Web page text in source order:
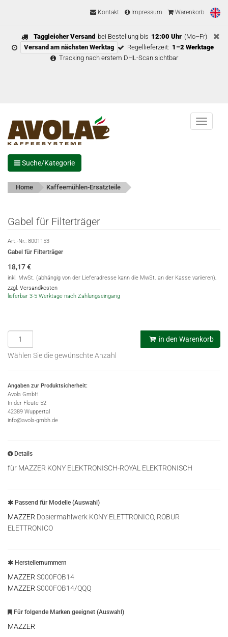
Kontakt Impressum Warenkorb
Taggleicher Versand bei Bestellung bis 12:00 Uhr (Mo–Fr)
Versand am nächsten Werktag
Regellieferzeit: 1–2 Werktage
Tracking nach erstem DHL-Scan sichtbar
Menu
Suche/Kategorie
Home Kaffeemühlen-Ersatzteile
Gabel für Filterträger
Art.-Nr.: 8001153
Gabel für Filterträger
18,17€
inkl. MwSt. (abhängig von der Lieferadresse kann die MwSt. an der Kasse variieren),
zzgl. Versandkosten
lieferbar 3-5 Werktage nach Zahlungseingang
in den Warenkorb
Wählen Sie die gewünschte Anzahl
Angaben zur Produktsicherheit:
Avola GmbH
In der Fleute 52
42389 Wuppertal
info@avola-gmbh.de
Details
für MAZZER KONY ELEKTRONISCH-ROYAL ELEKTRONISCH
Passend für Modelle (Auswahl)
MAZZER Dosiermahlwerk KONY ELETTRONICO, ROBUR
ELETTRONICO
Herstellernummern
MAZZER S000FOB14
MAZZER S000FOB14/QQQ
Für folgende Marken geeignet (Auswahl)
MAZZER